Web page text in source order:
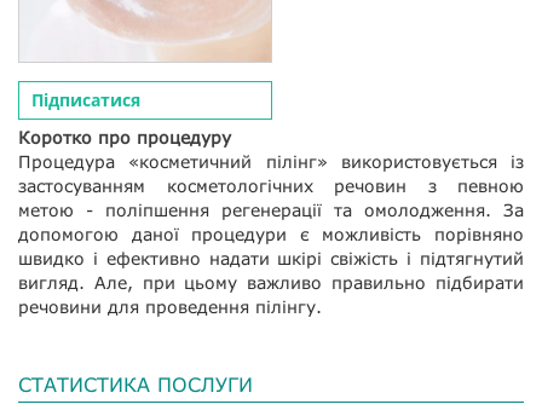
Підписатися
Коротко про процедуру
Процедура «косметичний пілінг» використовується із
застосуванням косметологічних речовин з певною
метою - поліпшення регенерації та омолодження. За
допомогою даної процедури є можливість порівняно
швидко і ефективно надати шкірі свіжість і підтягнутий
вигляд. Але, при цьому важливо правильно підбирати
речовини для проведення пілінгу.
СТАТИСТИКА ПОСЛУГИ